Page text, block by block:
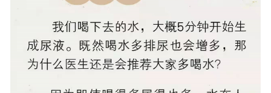
设备环境
诚聘英才